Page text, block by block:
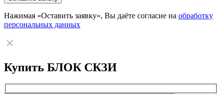
Нажимая «Оставить заявку», Вы даёте согласие на обработку
персональных данных
Купить БЛОК СКЗИ